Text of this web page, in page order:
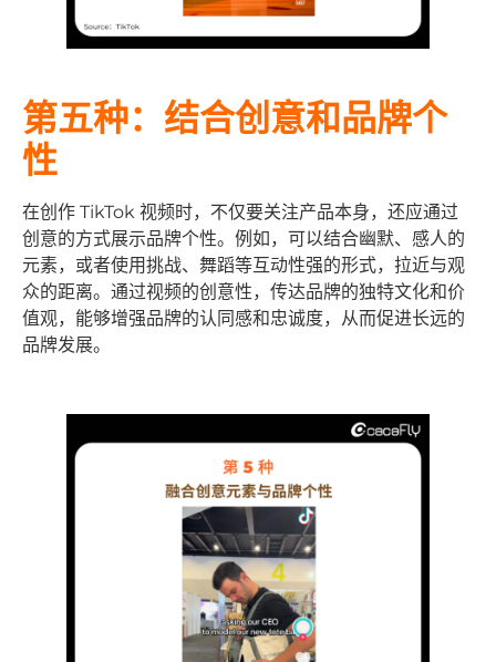
第五种：结合创意和品牌个
性
在创作 TikTok 视频时，不仅要关注产品本身，还应通过
创意的方式展示品牌个性。例如，可以结合幽默、感人的
元素，或者使用挑战、舞蹈等互动性强的形式，拉近与观
众的距离。通过视频的创意性，传达品牌的独特文化和价
值观，能够增强品牌的认同感和忠诚度，从而促进长远的
品牌发展。